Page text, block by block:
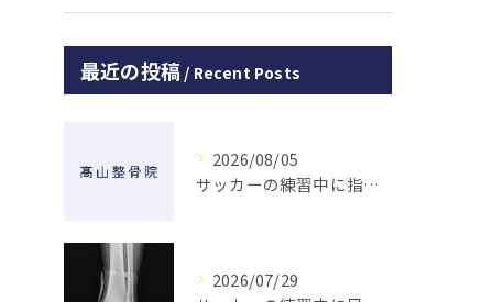
最近の投稿 Recent Posts
2026/08/05
サッカーの練習中に指を突き指して怪我した学生の初回対応と施術 大鳥居にある整骨院
2026/07/29